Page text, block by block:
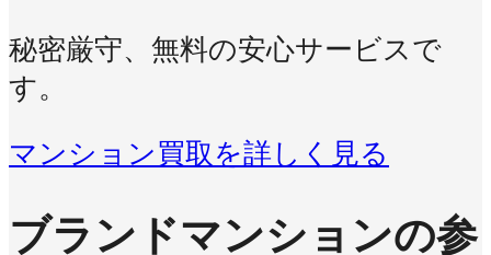
秘密厳守、無料の安心サービスで
す。
マンション買取を詳しく見る
ブランドマンションの参